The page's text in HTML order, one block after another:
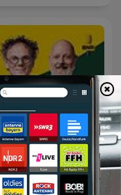
Technoloog | BNR